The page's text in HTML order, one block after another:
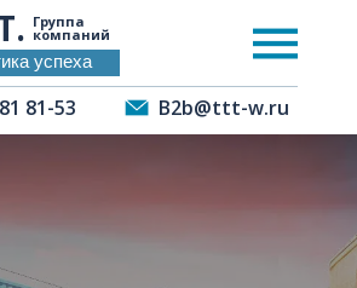
81-53 B2b@ttt-w.ru
Группа
компаний
успеха